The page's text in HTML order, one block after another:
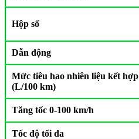
Hộp số
Dẫn động
Mức tiêu hao nhiên liệu kết hợp
(L/100 km)
Tăng tốc 0-100 km/h
Tốc độ tối đa